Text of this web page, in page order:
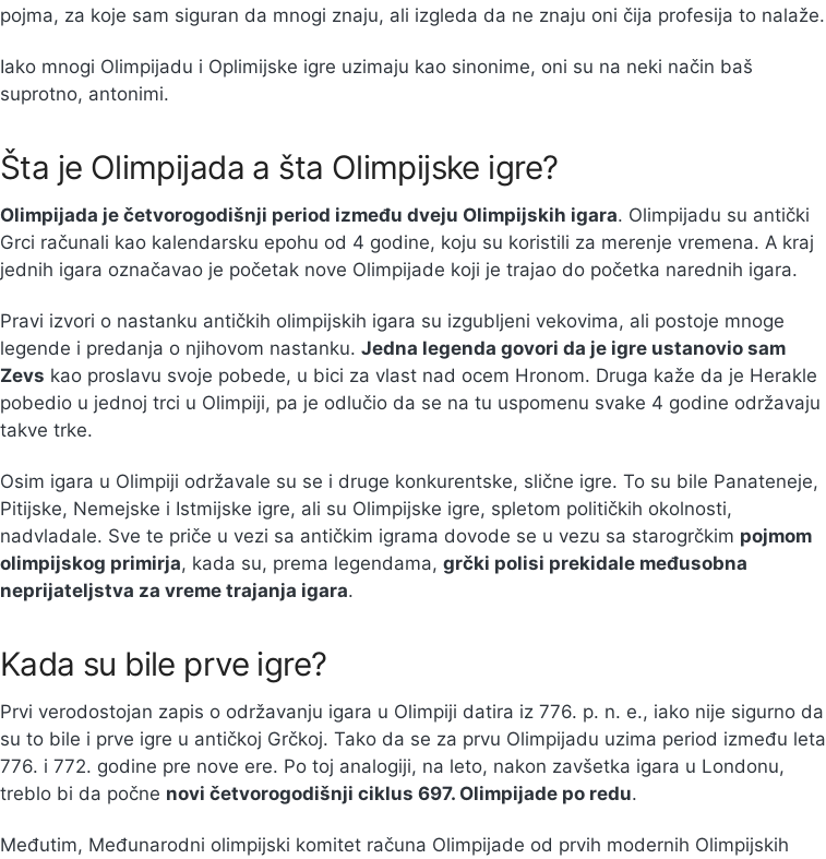
pojma, za koje sam siguran da mnogi znaju, ali izgleda da ne znaju oni čija profesija to nalaže.
Iako mnogi Olimpijadu i Oplimijske igre uzimaju kao sinonime, oni su na neki način baš
suprotno, antonimi.
Šta je Olimpijada a šta Olimpijske igre?
Olimpijada je četvorogodišnji period između dveju Olimpijskih igara. Olimpijadu su antički
Grci računali kao kalendarsku epohu od 4 godine, koju su koristili za merenje vremena. A kraj
jednih igara označavao je početak nove Olimpijade koji je trajao do početka narednih igara.
Pravi izvori o nastanku antičkih olimpijskih igara su izgubljeni vekovima, ali postoje mnoge
legende i predanja o njihovom nastanku. Jedna legenda govori da je igre ustanovio sam
Zevs kao proslavu svoje pobede, u bici za vlast nad ocem Hronom. Druga kaže da je Herakle
pobedio u jednoj trci u Olimpiji, pa je odlučio da se na tu uspomenu svake 4 godine održavaju
takve trke.
Osim igara u Olimpiji održavale su se i druge konkurentske, slične igre. To su bile Panateneje,
Pitijske, Nemejske i Istmijske igre, ali su Olimpijske igre, spletom političkih okolnosti,
nadvladale. Sve te priče u vezi sa antičkim igrama dovode se u vezu sa starogrčkim pojmom
olimpijskog primirja, kada su, prema legendama, grčki polisi prekidale međusobna
neprijateljstva za vreme trajanja igara.
Kada su bile prve igre?
Prvi verodostojan zapis o održavanju igara u Olimpiji datira iz 776. p. n. e., iako nije sigurno da
su to bile i prve igre u antičkoj Grčkoj. Tako da se za prvu Olimpijadu uzima period između leta
776. i 772. godine pre nove ere. Po toj analogiji, na leto, nakon zavšetka igara u Londonu,
treblo bi da počne novi četvorogodišnji ciklus 697. Olimpijade po redu.
Međutim, Međunarodni olimpijski komitet računa Olimpijade od prvih modernih Olimpijskih